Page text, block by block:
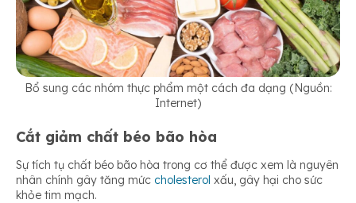
Bổ sung các nhóm thực phẩm một cách đa dạng (Nguồn:
Internet)
Cắt giảm chất béo bão hòa
Sự tích tụ chất béo bão hòa trong cơ thể được xem là nguyên
nhân chính gây tăng mức cholesterol xấu, gây hại cho sức
khỏe tim mạch.